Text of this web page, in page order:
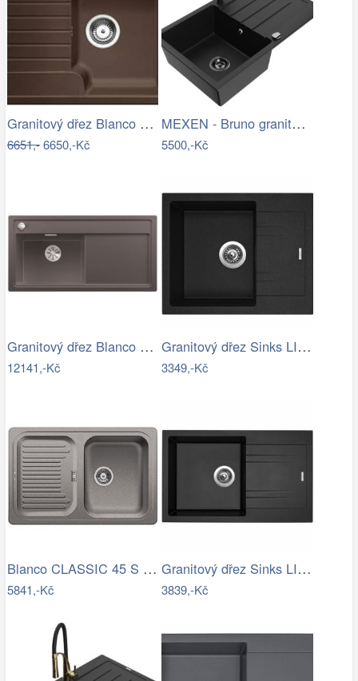
Granitový dřez Blanco ZIA 40 S kávová…
6651,-6650,-Kč
MEXEN - Bruno granitový dřez 1 s…
5500,-Kč
Granitový dřez Blanco ZENAR XL 6 S…
12141,-Kč
Granitový dřez Sinks LINEA 600 N…
3349,-Kč
Blanco CLASSIC 45 S Silgranit aluminium…
5841,-Kč
Granitový dřez Sinks LINEA 780 N…
3839,-Kč